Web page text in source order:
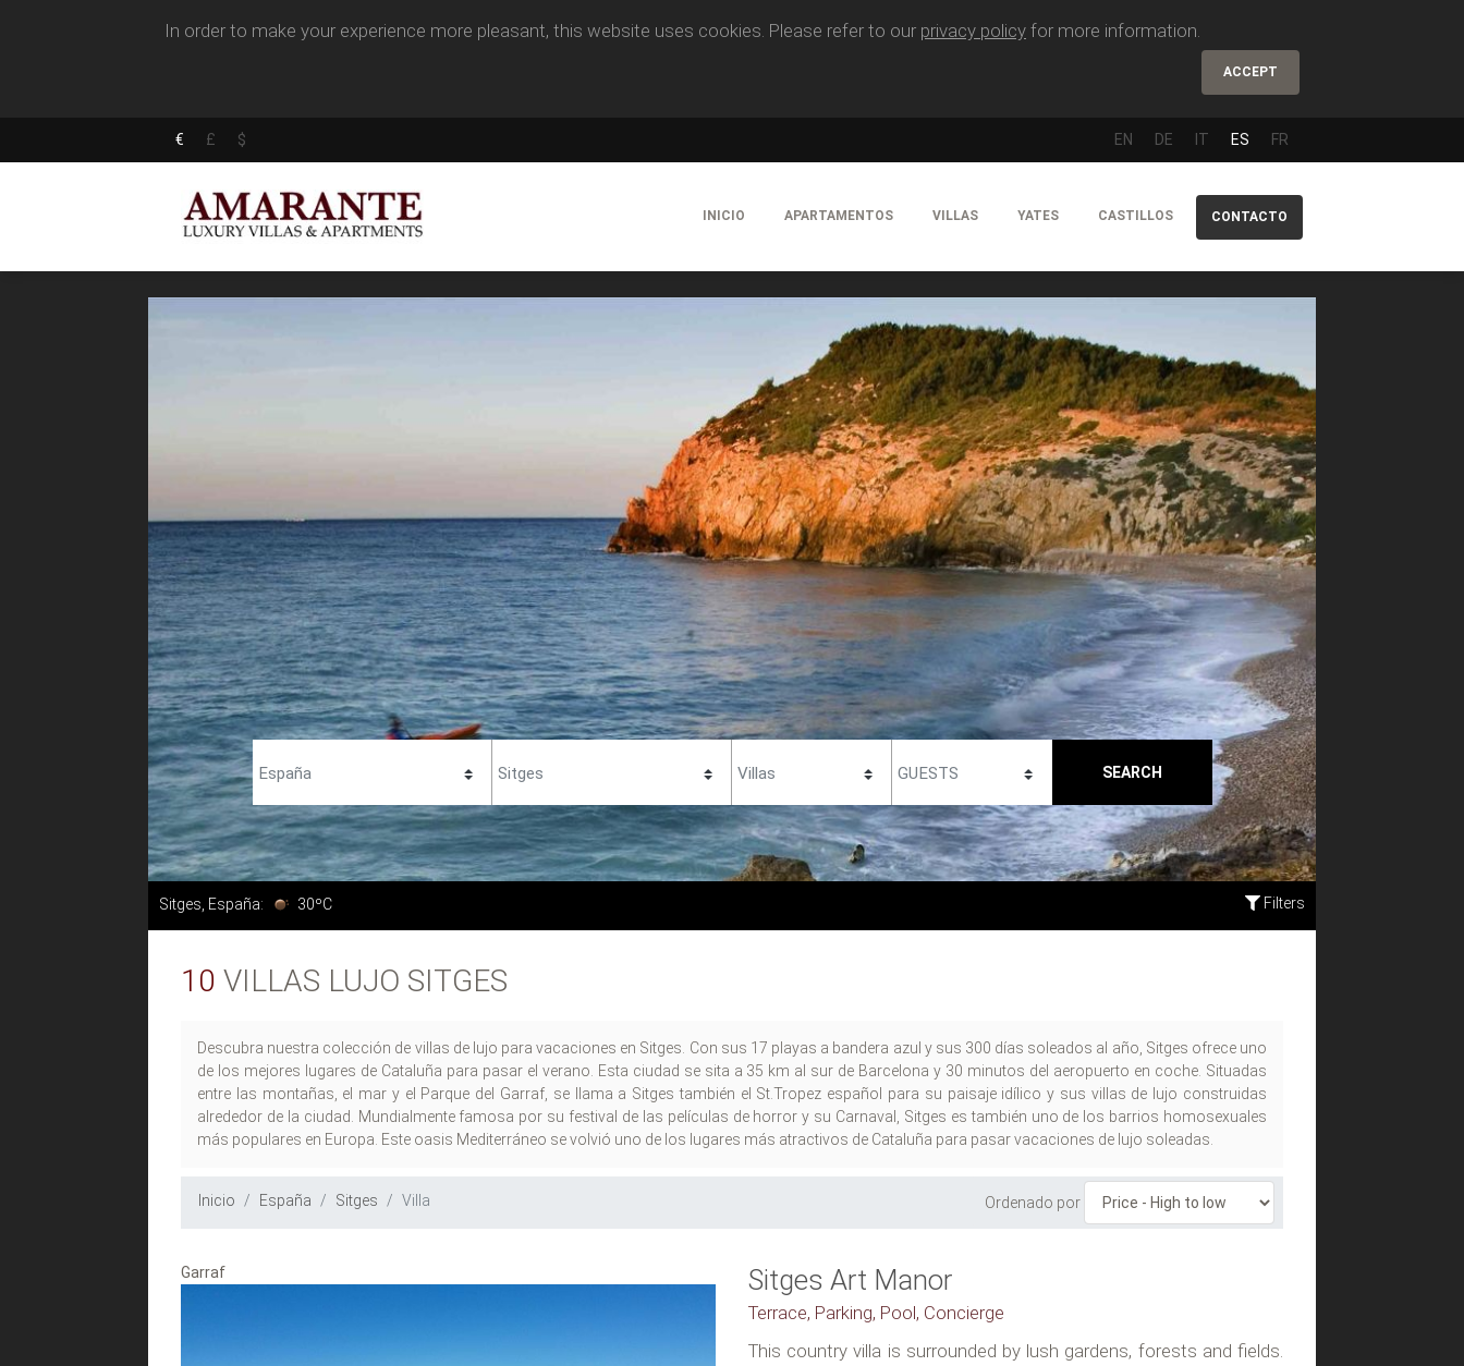
In order to make your experience more pleasant, this website uses cookies. Please refer to our privacy policy for more information.
ACCEPT
€ £ $ EN DE IT ES FR
INICIO APARTAMENTOS VILLAS YATES CASTILLOS CONTACTO
SEARCH
Filters
Sitges, España: 30ºC
10 VILLAS LUJO SITGES
Descubra nuestra colección de villas de lujo para vacaciones en Sitges. Con sus 17 playas a bandera azul y sus 300 días soleados al año, Sitges ofrece uno
de los mejores lugares de Cataluña para pasar el verano. Esta ciudad se sita a 35 km al sur de Barcelona y 30 minutos del aeropuerto en coche. Situadas
entre las montañas, el mar y el Parque del Garraf, se llama a Sitges también el St.Tropez español para su paisaje idílico y sus villas de lujo construidas
alrededor de la ciudad. Mundialmente famosa por su festival de las películas de horror y su Carnaval, Sitges es también uno de los barrios homosexuales
más populares en Europa. Este oasis Mediterráneo se volvió uno de los lugares más atractivos de Cataluña para pasar vacaciones de lujo soleadas.
Ordenado por
Inicio España Sitges Villa
Garraf Sitges Art Manor
Terrace, Parking, Pool, Concierge
This country villa is surrounded by lush gardens, forests and fields.